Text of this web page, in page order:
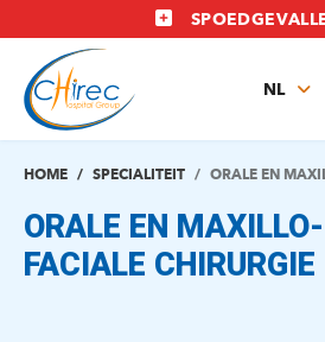
en
naar
inhoud
gaan
NL
EN
HOME SPECIALITEIT ORALE EN
ORALE EN MAXILLO-
FACIALE CHIRURGIE